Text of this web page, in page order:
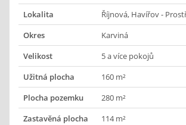
Lokalita
Říjnová, Havířov -
Okres
Karviná
Velikost
5 a více pokojů
Užitná plocha
160 m²
Plocha pozemku
280 m²
Zastavěná plocha
114 m²